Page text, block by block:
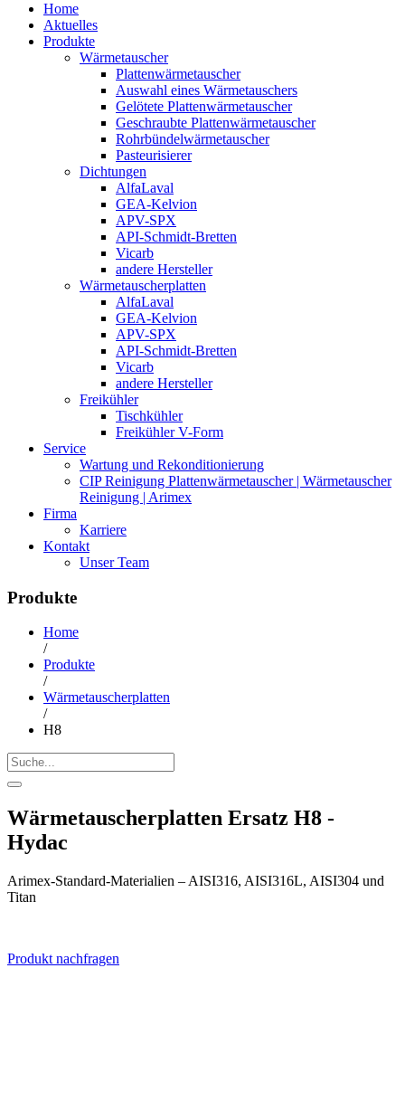
Home
Aktuelles
Produkte
Wärmetauscher
Plattenwärmetauscher
Auswahl eines Wärmetauschers
Gelötete Plattenwärmetauscher
Geschraubte Plattenwärmetauscher
Rohrbündelwärmetauscher
Pasteurisierer
Dichtungen
AlfaLaval
GEA-Kelvion
APV-SPX
API-Schmidt-Bretten
Vicarb
andere Hersteller
Wärmetauscherplatten
AlfaLaval
GEA-Kelvion
APV-SPX
API-Schmidt-Bretten
Vicarb
andere Hersteller
Freikühler
Tischkühler
Freikühler V-Form
Service
Wartung und Rekonditionierung
CIP Reinigung Plattenwärmetauscher | Wärmetauscher
Reinigung | Arimex
Firma
Karriere
Kontakt
Unser Team
Produkte
Home
/
Produkte
/
Wärmetauscherplatten
/
H8
Wärmetauscherplatten Ersatz H8 -
Hydac
Arimex-Standard-Materialien – AISI316, AISI316L, AISI304 und
Titan
Produkt nachfragen